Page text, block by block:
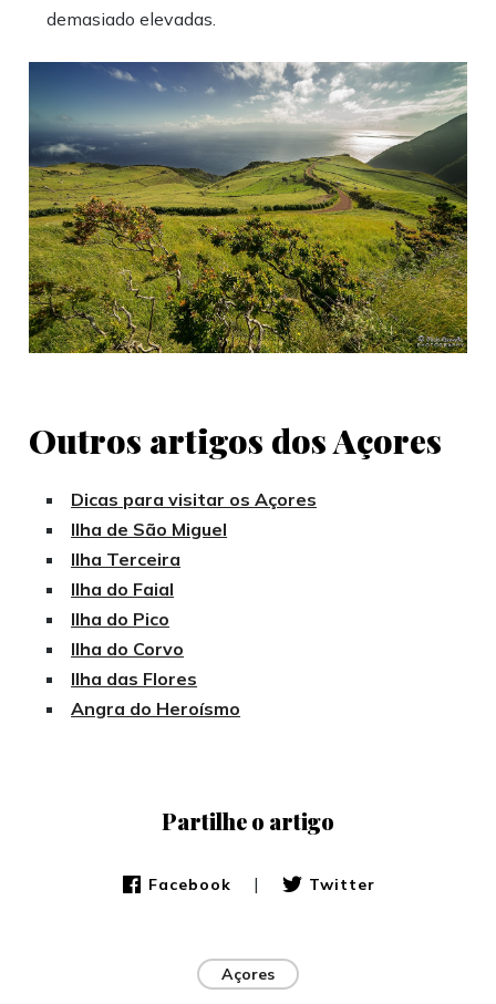
demasiado elevadas.
Outros artigos dos Açores
Dicas para visitar os Açores
Ilha de São Miguel
Ilha Terceira
Ilha do Faial
Ilha do Pico
Ilha do Corvo
Ilha das Flores
Angra do Heroísmo
Partilhe o artigo
Facebook | Twitter
Açores